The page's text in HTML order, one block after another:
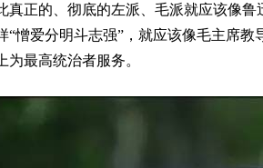
真正的、彻底的左派、毛派就应该像
“憎爱分明斗志强”，就应该像毛主席
为最高统治者服务。